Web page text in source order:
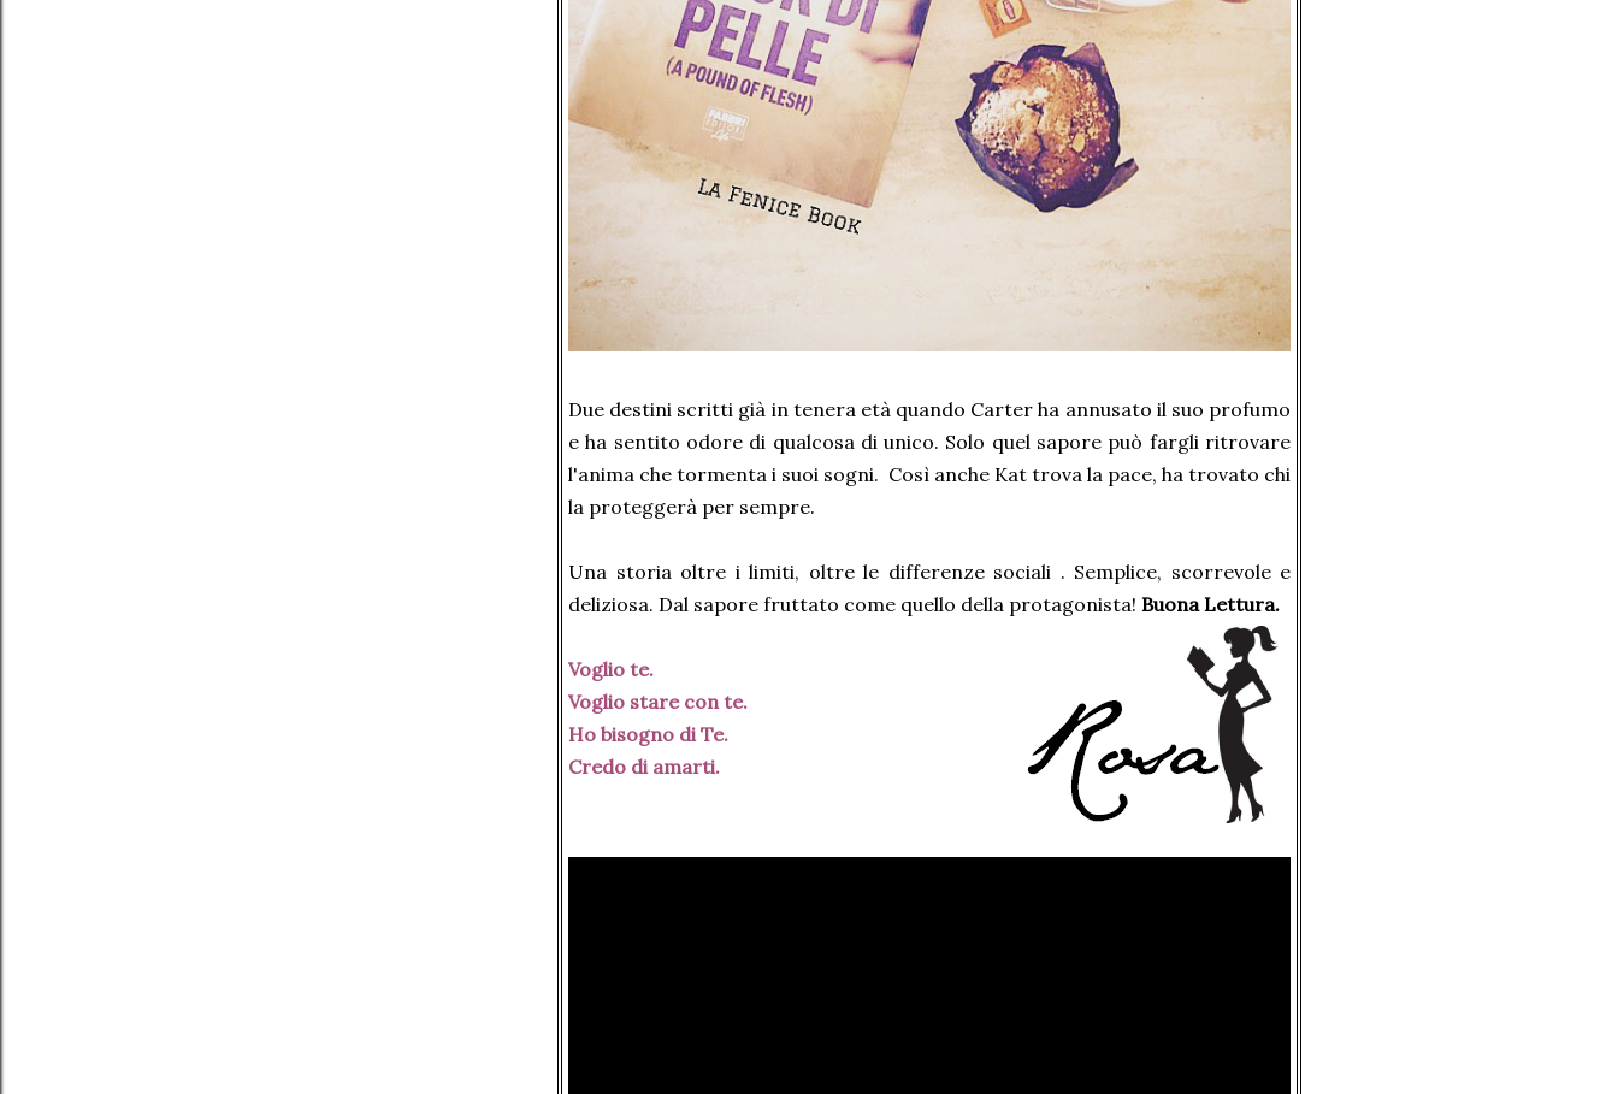
Due destini scritti già in tenera età quando Carter ha annusato il suo profumo
e ha sentito odore di qualcosa di unico. Solo quel sapore può fargli ritrovare
l'anima che tormenta i suoi sogni. Così anche Kat trova la pace, ha trovato chi
la proteggerà per sempre.
Una storia oltre i limiti, oltre le differenze sociali . Semplice, scorrevole e
deliziosa. Dal sapore fruttato come quello della protagonista! Buona Lettura.
Voglio te.
Voglio stare con te.
Ho bisogno di Te.
Credo di amarti.